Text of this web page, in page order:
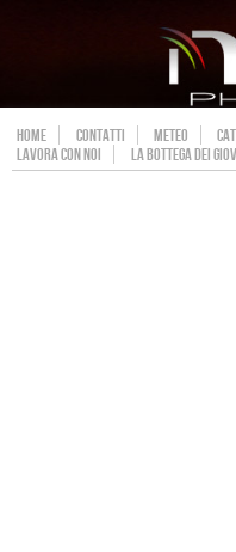
HOME CONTATTI METEO
LAVORA CON NOI
LA BOTTEGA DEI